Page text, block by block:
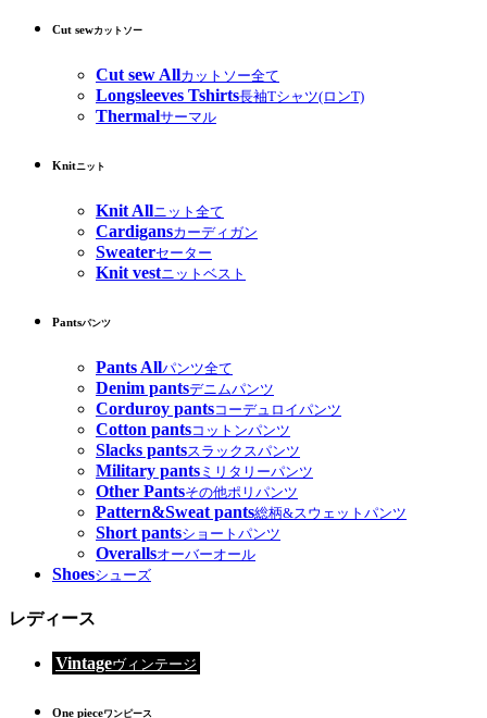
Cut sewカットソー
Cut sew Allカットソー全て
Longsleeves Tshirts長袖Tシャツ(ロンT)
Thermalサーマル
Knitニット
Knit Allニット全て
Cardigansカーディガン
Sweaterセーター
Knit vestニットベスト
Pantsパンツ
Pants Allパンツ全て
Denim pantsデニムパンツ
Corduroy pantsコーデュロイパンツ
Cotton pantsコットンパンツ
Slacks pantsスラックスパンツ
Military pants ミリタリーパンツ
Other Pantsその他ポリパンツ
Pattern&Sweat pants総柄&スウェットパンツ
Short pantsショートパンツ
Overallsオーバーオール
Shoesシューズ
レディース
Vintageヴィンテージ
One pieceワンピース